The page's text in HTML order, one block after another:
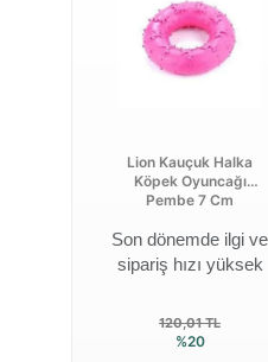
Lion Kauçuk Halka
Köpek Oyuncağı
Pembe 7 Cm
Son dönemde ilgi ve
sipariş hızı yüksek
120,01 TL
%20